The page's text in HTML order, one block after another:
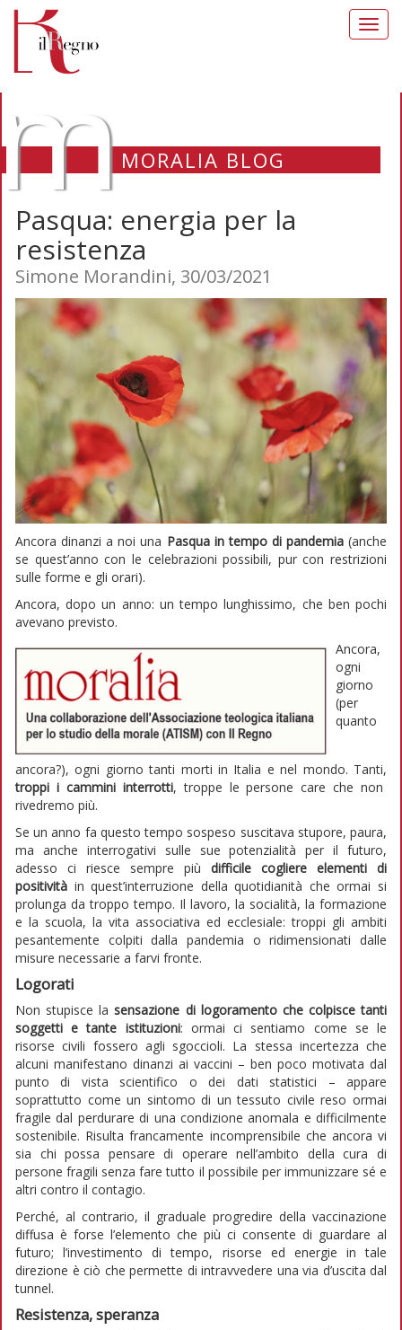
MORALIA BLOG
Pasqua: energia per la
resistenza
Simone Morandini, 30/03/2021
Ancora dinanzi a noi una Pasqua in tempo di pandemia(anche
se quest’anno con le celebrazioni possibili, pur con restrizioni
sulle forme e gli orari).
Ancora, dopo un anno: un tempo lunghissimo, che ben pochi
avevano previsto.
Ancora,
ogni
giorno
(per
quanto
ancora?), ogni giorno tanti morti in Italia e nel mondo. Tanti,
troppi i cammini interrotti, troppe le persone care che non
rivedremo più.
Se un anno fa questo tempo sospeso suscitava stupore, paura,
ma anche interrogativi sulle sue potenzialità per il futuro,
adesso ci riesce sempre più difficile cogliere elementi di
positività in quest’interruzione della quotidianità che ormai si
prolunga da troppo tempo. Il lavoro, la socialità, la formazione
e la scuola, la vita associativa ed ecclesiale: troppi gli ambiti
pesantemente colpiti dalla pandemia o ridimensionati dalle
misure necessarie a farvi fronte.
Logorati
Non stupisce lasensazione di logoramento che colpisce tanti
soggetti e tante istituzioni: ormai ci sentiamo come se le
risorse civili fossero agli sgoccioli. La stessa incertezza che
alcuni manifestano dinanzi ai vaccini – ben poco motivata dal
punto di vista scientifico o dei dati statistici – appare
soprattutto come un sintomo di un tessuto civile reso ormai
fragile dal perdurare di una condizione anomala e difficilmente
sostenibile. Risulta francamente incomprensibile che ancora vi
sia chi possa pensare di operare nell’ambito della cura di
persone fragili senza fare tutto il possibile per immunizzare sé e
altri contro il contagio.
Perché, al contrario, il graduale progredire della vaccinazione
diffusa è forse l’elemento che più ci consente di guardare al
futuro; l’investimento di tempo, risorse ed energie in tale
direzione è ciò che permette di intravvedere una via d’uscita dal
tunnel.
Resistenza, speranza